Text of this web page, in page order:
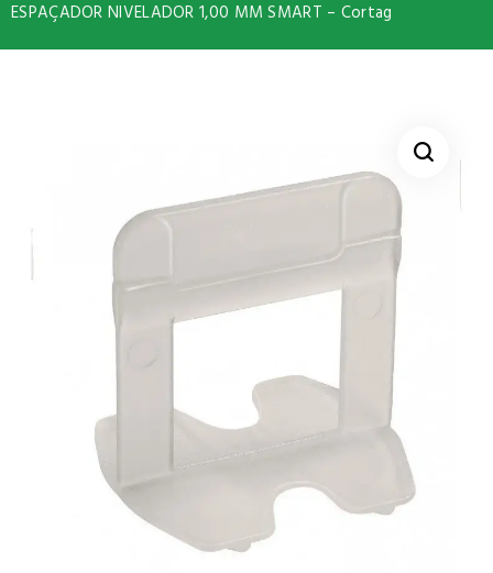
ESPAÇADOR NIVELADOR 1,00 MM SMART – Cortag